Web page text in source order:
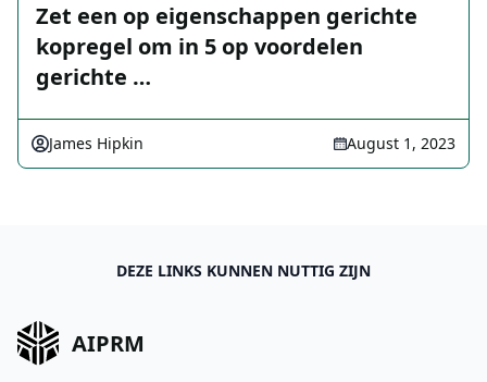
Zet een op eigenschappen gerichte
kopregel om in 5 op voordelen
gerichte …
James Hipkin August 1, 2023
DEZE LINKS KUNNEN NUTTIG ZIJN
AIPRM